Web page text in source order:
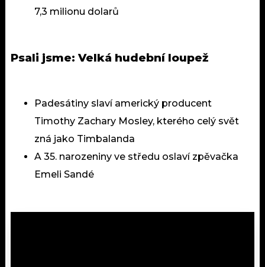
7,3 milionu dolarů
Psali jsme: Velká hudební loupež
Padesátiny slaví americký producent
Timothy Zachary Mosley, kterého celý svět
zná jako Timbalanda
A 35. narozeniny ve středu oslaví zpěvačka
Emeli Sandé